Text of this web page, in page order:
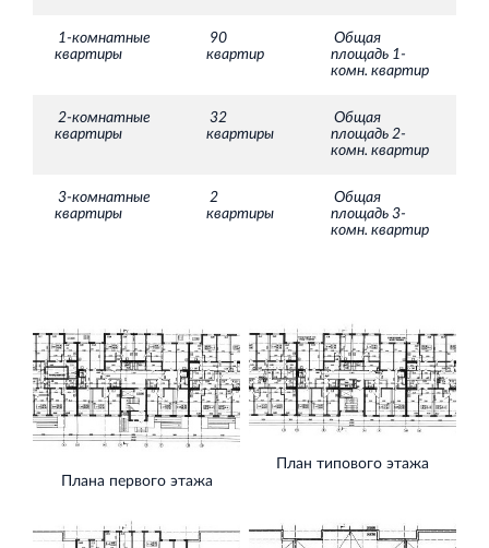
1-комнатные
квартиры
90
квартир
Общая
площадь 1-
комн. квартир
2-комнатные
квартиры
32
квартиры
Общая
площадь 2-
комн. квартир
3-комнатные
квартиры
2
квартиры
Общая
площадь 3-
комн. квартир
Плана первого этажа
План типового этажа